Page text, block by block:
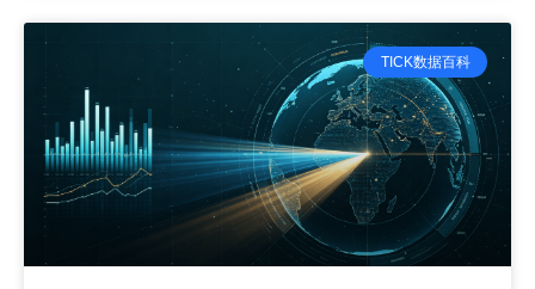
TICK数据百科